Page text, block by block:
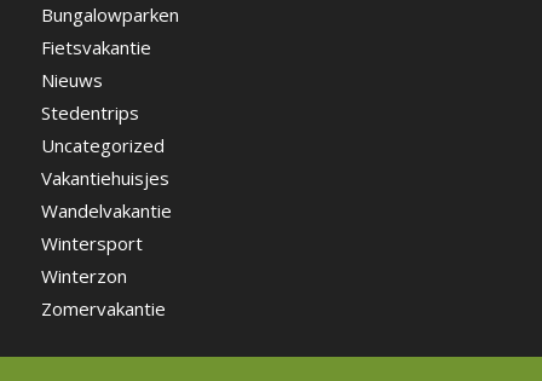
Bungalowparken
Fietsvakantie
Nieuws
Stedentrips
Uncategorized
Vakantiehuisjes
Wandelvakantie
Wintersport
Winterzon
Zomervakantie